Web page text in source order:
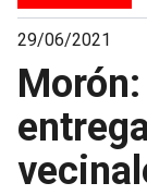
29/06/2021